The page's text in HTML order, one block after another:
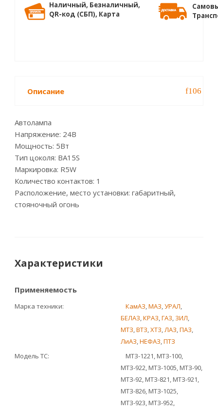
Наличный, Безналичный,
QR-код (СБП), Карта
Описание
Автолампа
Напряжение: 24В
Мощность: 5Вт
Тип цоколя: BA15S
Маркировка: R5W
Количество контактов: 1
Расположение, место установки: габаритный,
стояночный огонь
Характеристики
Применяемость
Марка техники КамАЗ,МАЗ,УРАЛ,
БЕЛАЗ,КРАЗ,ГАЗ, ЗИЛ,
МТЗ,ВТЗ,ХТЗ,ЛАЗ,ПАЗ,
ЛиАЗ,НЕФАЗ,ПТЗ
Модель ТС
МТЗ-1221, МТЗ-100,
МТЗ-922, МТЗ-1005, МТЗ-90,
МТЗ-92, МТЗ-821, МТЗ-921,
МТЗ-826, МТЗ-1025,
МТЗ-923, МТЗ-952,